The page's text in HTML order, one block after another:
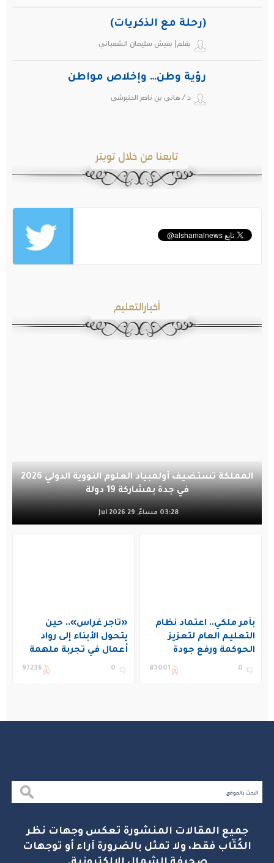
(رحلة مع الذكريات)
بقلم| بقيش سليمان الشعباني
رؤية وطن… وإخلاص مواطن
د / هاني بن ناصر الحتيرشي
تابعنا من خلال تويتر
أخبارالتعليم
المملكة تستضيف أولمبياد العلوم النووية الدولي 2026
في جدة بمشاركة 19 دولة
03:28 مساءً, 29 Jul 2026
بأمر ملكي.. اعتماد نظام
التعليم العام لتعزيز
الحوكمة ورفع جودة
التعليم في المملكة
0
83001
«تاجر غراس».. حين
يتحول الأبناء إلى رواد
أعمال في تجربة ملهمة
بنادي غراس الصيفي
0
97236
جميع المقالات المنشورة تعكس وجهات نظر
الكُتّاب فقط، ولا تمثل بالضرورة آراء أو توجهات